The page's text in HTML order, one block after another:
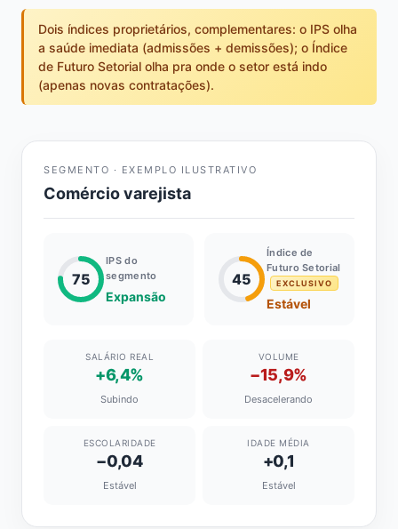
Dois índices proprietários, complementares: o IPS olha
a saúde imediata (admissões + demissões); o Índice
de Futuro Setorial olha pra onde o setor está indo
(apenas novas contratações).
SEGMENTO · EXEMPLO ILUSTRATIVO
Comércio varejista
75
IPS do
segmento
Expansão
45
Índice de
Futuro Setorial
EXCLUSIVO
Estável
SALÁRIO REAL
+6,4%
Subindo
VOLUME
−15,9%
Desacelerando
ESCOLARIDADE
−0,04
Estável
IDADE MÉDIA
+0,1
Estável